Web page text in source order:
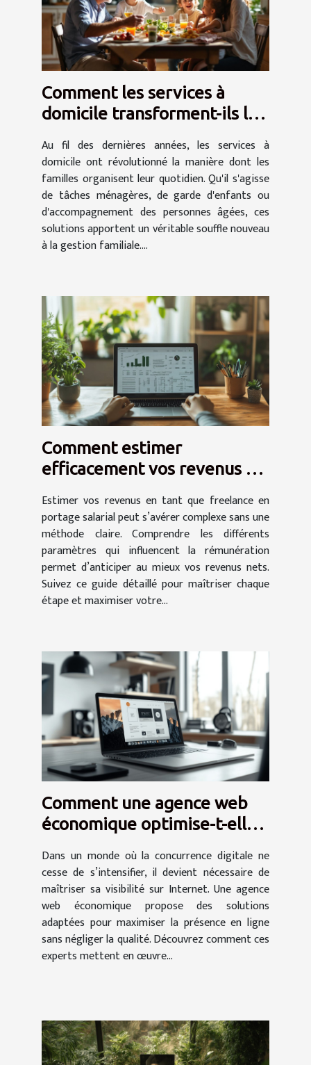
Comment les services à
domicile transforment-ils le
Au fil des dernières années, les services à
domicile ont révolutionné la manière dont les
familles organisent leur quotidien. Qu'il s'agisse
de tâches ménagères, de garde d'enfants ou
d'accompagnement des personnes âgées, ces
solutions apportent un véritable souffle nouveau
à la gestion familiale....
Comment estimer
efficacement vos revenus en
portage salarial
Estimer vos revenus en tant que freelance en
portage salarial peut s’avérer complexe sans une
méthode claire. Comprendre les différents
paramètres qui influencent la rémunération
permet d’anticiper au mieux vos revenus nets.
Suivez ce guide détaillé pour maîtriser chaque
étape et maximiser votre...
Comment une agence web
économique optimise-t-elle
Dans un monde où la concurrence digitale ne
cesse de s’intensifier, il devient nécessaire de
maîtriser sa visibilité sur Internet. Une agence
web économique propose des solutions
adaptées pour maximiser la présence en ligne
sans négliger la qualité. Découvrez comment ces
experts mettent en œuvre...